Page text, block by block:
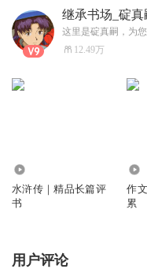
继承书场_碇真
这里是碇真嗣，为
12.49万
水浒传｜精品长篇评
书
作
累
用户评论